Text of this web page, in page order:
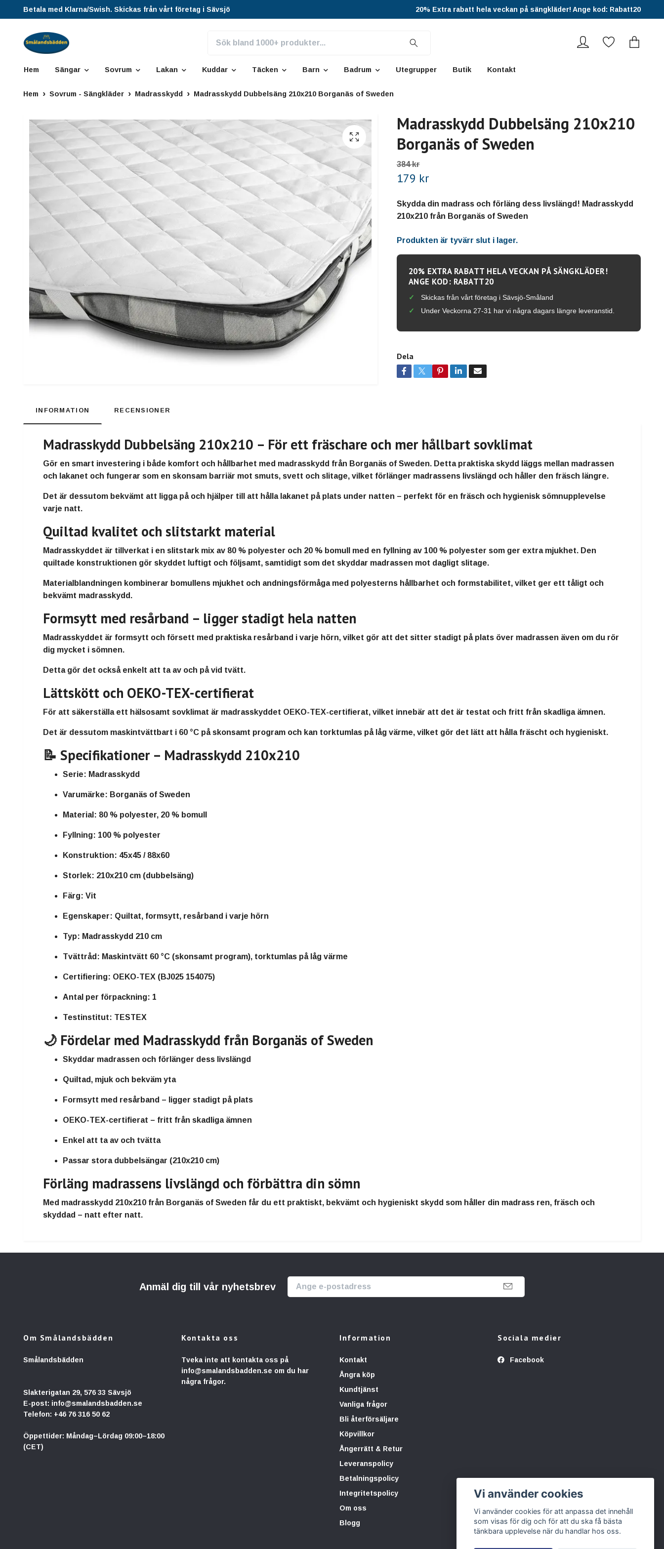
Betala med Klarna/Swish. Skickas från vårt företag i Sävsjö 20% Extra rabatt hela veckan på sängkläder! Ange kod: Rabatt20
Hem Sängar Sovrum Lakan Kuddar Täcken Barn Badrum Utegrupper Butik Kontakt
Hem Sovrum - Sängkläder Madrasskydd Madrasskydd Dubbelsäng 210x210 Borganäs of Sweden
Madrasskydd Dubbelsäng 210x210
Borganäs of Sweden
384 kr
179 kr
Skydda din madrass och förläng dess livslängd! Madrasskydd
210x210 från Borganäs of Sweden
Produkten är tyvärr slut i lager.
20% EXTRA RABATT HELA VECKAN PÅ SÄNGKLÄDER!
ANGE KOD: RABATT20
Skickas från vårt företag i Sävsjö-Småland
Under Veckorna 27-31 har vi några dagars längre leveranstid.
Dela
INFORMATION RECENSIONER
Madrasskydd Dubbelsäng 210x210 – För ett fräschare och mer hållbart sovklimat
Gör en smart investering i både komfort och hållbarhet med madrasskydd från Borganäs of Sweden. Detta praktiska skydd
läggs mellan madrassen
och lakanet och fungerar som en skonsam barriär mot smuts, svett och slitage, vilket förlänger madrassens livslängd och håller den fräsch längre.
Det är dessutom bekvämt att ligga på och hjälper till att hålla lakanet på plats under natten – perfekt för en fräsch och hygienisk sömnupplevelse
varje natt.
Quiltad kvalitet och slitstarkt material
Madrasskyddet är tillverkat i en slitstark mix av 80 % polyester och 20 % bomull med en fyllning av 100 % polyester som ger extra mjukhet. Den
quiltade konstruktionen gör skyddet luftigt och följsamt, samtidigt som det skyddar madrassen mot dagligt slitage.
Materialblandningen kombinerar bomullens mjukhet och andningsförmågamed polyesterns hållbarhet och formstabilitet, vilket ger ett tåligt och
bekvämt madrasskydd .
Formsytt med resårband – ligger stadigt hela natten
Madrasskyddet är formsytt och försett med praktiska resårband i varje hörn, vilket gör att det sitter stadigt på plats över madrassen även om du rör
dig mycket i sömnen.
Detta gör det också enkelt att ta av och påvid tvätt.
Lättskött och OEKO-TEX-certifierat
För att säkerställa ett hälsosamt sovklimat är madrasskyddet OEKO-TEX-certifierat, vilket innebär att det är testat och fritt från skadliga ämnen.
Det är dessutom maskintvättbart i 60 °C på skonsamt program och kan torktumlas på låg värme, vilket gör det lätt att hålla fräscht och hygieniskt.
📝 Specifikationer – Madrasskydd 210x210
Serie: Madrasskydd
Varumärke: Borganäs of Sweden
Material: 80 % polyester, 20 % bomull
Fyllning: 100 % polyester
Konstruktion: 45x45 / 88x60
Storlek: 210x210 cm (dubbelsäng)
Färg: Vit
Egenskaper: Quiltat, formsytt, resårband i varje hörn
Typ: Madrasskydd 210 cm
Tvättråd: Maskintvätt 60 °C (skonsamt program), torktumlas på låg värme
Certifiering: OEKO-TEX (BJ025 154075)
Antal per förpackning: 1
Testinstitut: TESTEX
🌙 Fördelar med Madrasskydd från Borganäs of Sweden
Skyddar madrassen och förlänger dess livslängd
Quiltad, mjuk och bekväm yta
Formsytt med resårband – ligger stadigt på plats
OEKO-TEX-certifierat – fritt från skadliga ämnen
Enkel att ta av och tvätta
Passar stora dubbelsängar (210x210 cm)
Förläng madrassens livslängd och förbättra din sömn
Med madrasskydd 210x210 från Borganäs of Sweden får du ett praktiskt, bekvämt och hygieniskt skydd som håller din madrass ren, fräsch och
skyddad – natt efter natt.
Anmäl dig till vår nyhetsbrev
Om Smålandsbädden
Smålandsbädden
Slakterigatan 29, 576 33 Sävsjö
E-post: info@smalandsbadden.se
Telefon: +46 76 316 50 62
Öppettider: Måndag–Lördag 09:00–18:00
(CET)
Kontakta oss
Tveka inte att kontakta oss på
info@smalandsbadden.se om du har
några frågor.
Information
Kontakt
Ångra köp
Kundtjänst
Vanliga frågor
Bli återförsäljare
Köpvillkor
Ångerrätt & Retur
Leveranspolicy
Betalningspolicy
Integritetspolicy
Om oss
Blogg
Sociala medier
Facebook
Vi använder cookies
Vi använder cookies för att anpassa det innehåll
som visas för dig och för att du ska få bästa
tänkbara upplevelse när du handlar hos oss.